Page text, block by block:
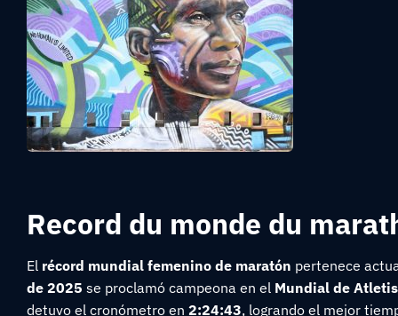
Record du monde du
El récord mundial femenino de maratón pertenece
de 2025 se proclamó campeona en el Mundial de
detuvo el cronómetro en 2:24:43, logrando el mejor